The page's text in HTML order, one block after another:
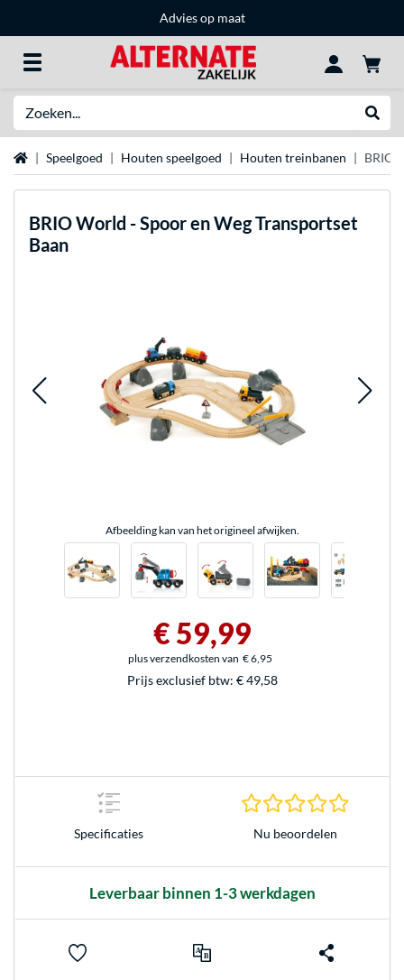
Advies op maat
HomeSpeelgoed Houten speelgoed Houten treinbanen BRIO
BRIOWorld - Spoor en Weg Transportset
Baan
Afbeelding kan van het origineel afwijken.
€ 59,99
plus verzendkosten van € 6,95
Prijs exclusief btw: € 49,58
Specificaties Nu beoordelen
Leverbaar binnen 1-3 werkdagen